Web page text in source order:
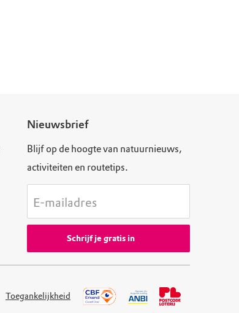
Nieuwsbrief
Blijf op de hoogte van natuurnieuws,
activiteiten en routetips.
E-mailadres
Schrijf je gratis in
Toegankelijkheid